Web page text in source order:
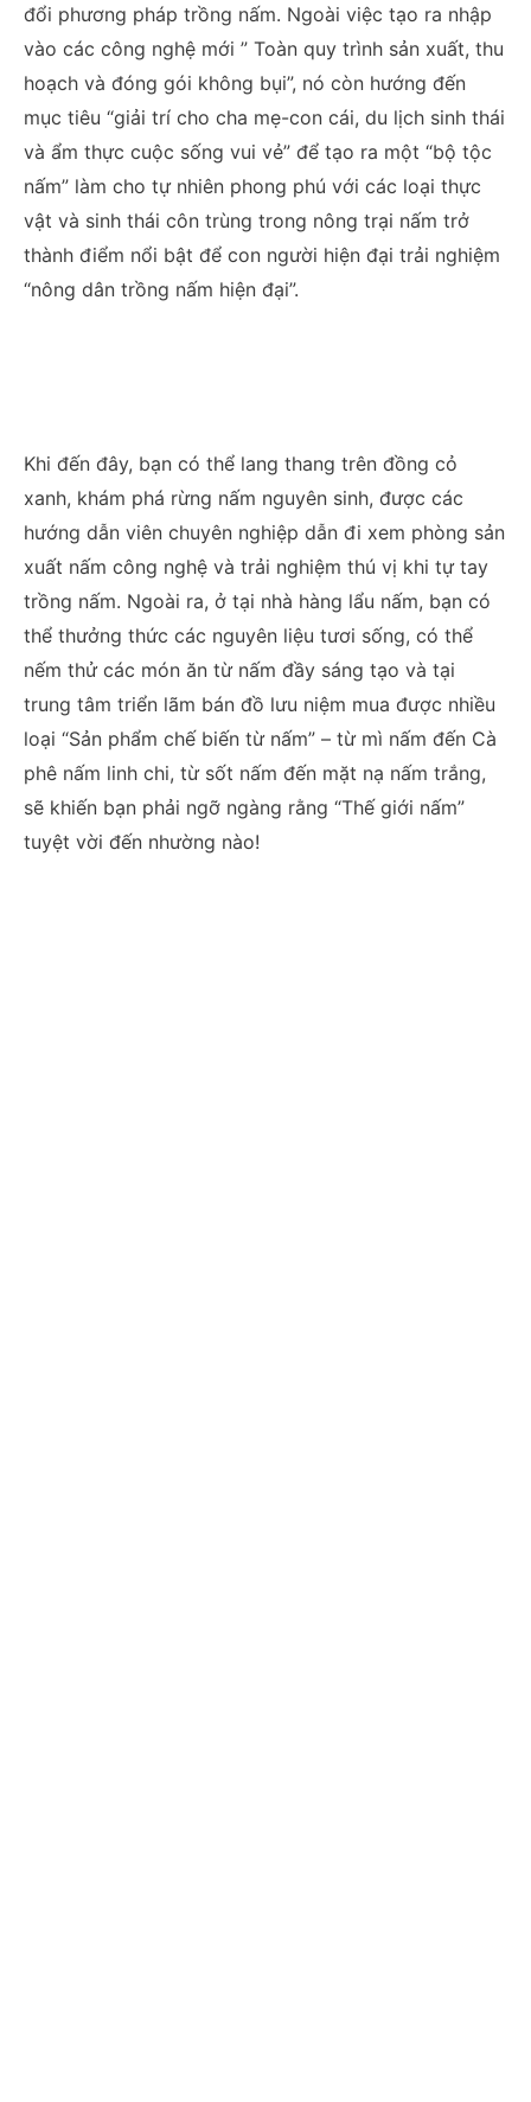
đổi phương pháp trồng nấm. Ngoài việc tạo ra nhập
vào các công nghệ mới ” Toàn quy trình sản xuất, thu
hoạch và đóng gói không bụi”, nó còn hướng đến
mục tiêu “giải trí cho cha mẹ-con cái, du lịch sinh thái
và ẩm thực cuộc sống vui vẻ” để tạo ra một “bộ tộc
nấm” làm cho tự nhiên phong phú với các loại thực
vật và sinh thái côn trùng trong nông trại nấm trở
thành điểm nổi bật để con người hiện đại trải nghiệm
“nông dân trồng nấm hiện đại”.
Khi đến đây, bạn có thể lang thang trên đồng cỏ
xanh, khám phá rừng nấm nguyên sinh, được các
hướng dẫn viên chuyên nghiệp dẫn đi xem phòng sản
xuất nấm công nghệ và trải nghiệm thú vị khi tự tay
trồng nấm. Ngoài ra, ở tại nhà hàng lẩu nấm, bạn có
thể thưởng thức các nguyên liệu tươi sống, có thể
nếm thử các món ăn từ nấm đầy sáng tạo và tại
trung tâm triển lãm bán đồ lưu niệm mua được nhiều
loại “Sản phẩm chế biến từ nấm” – từ mì nấm đến Cà
phê nấm linh chi, từ sốt nấm đến mặt nạ nấm trắng,
sẽ khiến bạn phải ngỡ ngàng rằng “Thế giới nấm”
tuyệt vời đến nhường nào!